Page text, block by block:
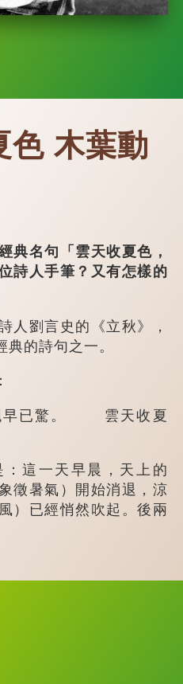
色 木葉動
名句「雲天收夏色，
詩人手筆？又有怎樣的
劉言史的《立秋》，
的詩句之一。
早已驚。 雲天收夏
這一天早晨，天上的
徵暑氣）開始消退，涼
）已經悄然吹起。後兩